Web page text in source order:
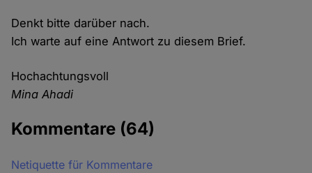
Denkt bitte darüber nach.
Ich warte auf eine Antwort zu diesem Brief.
Hochachtungsvoll
Mina Ahadi
Kommentare (64)
Netiquette für Kommentare